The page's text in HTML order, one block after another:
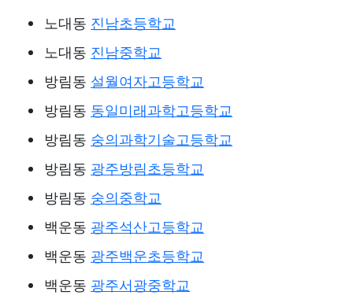
노대동 진남초등학교
노대동 진남중학교
방림동 설월여자고등학교
방림동 동일미래과학고등학교
방림동 숭의과학기술고등학교
방림동 광주방림초등학교
방림동 숭의중학교
백운동 광주석산고등학교
백운동 광주백운초등학교
백운동 광주서광중학교